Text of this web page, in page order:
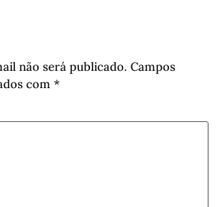
não será publicado. Campos
com *